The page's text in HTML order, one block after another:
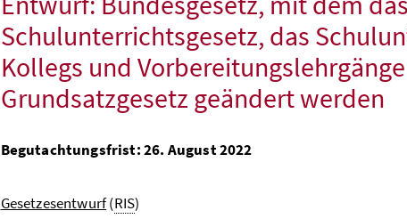
Schulunterrichtsgesetz, das
Kollegs und
Grundsatzgesetz geändert werden
Begutachtungsfrist: 26. August 2022
Gesetzesentwurf(RIS)